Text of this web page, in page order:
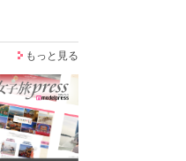
もっと見る